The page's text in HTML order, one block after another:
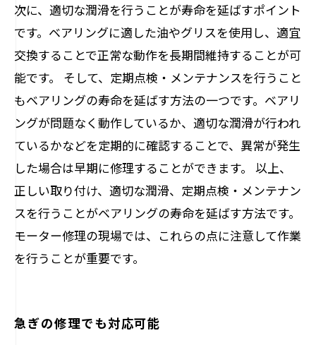
次に、適切な潤滑を行うことが寿命を延ばすポイント
です。ベアリングに適した油やグリスを使用し、適宜
交換することで正常な動作を長期間維持することが可
能です。 そして、定期点検・メンテナンスを行うこと
もベアリングの寿命を延ばす方法の一つです。ベアリ
ングが問題なく動作しているか、適切な潤滑が行われ
ているかなどを定期的に確認することで、異常が発生
した場合は早期に修理することができます。 以上、
正しい取り付け、適切な潤滑、定期点検・メンテナン
スを行うことがベアリングの寿命を延ばす方法です。
モーター修理の現場では、これらの点に注意して作業
を行うことが重要です。
急ぎの修理でも対応可能